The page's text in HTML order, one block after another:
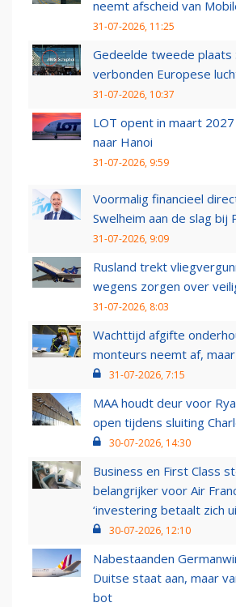
neemt afscheid van
31-07-2026, 11:25
Gedeelde tweede plaats
verbonden Europese
31-07-2026, 10:37
LOT opent in maart
naar Hanoi
31-07-2026, 9:59
Voormalig financieel
Swelheim aan de slag bij
31-07-2026, 9:09
Rusland trekt
wegens zorgen over
31-07-2026, 8:03
Wachttijd afgifte
monteurs neemt af,
31-07-2026, 7:15
MAA houdt deur voor
open tijdens sluiting
30-07-2026, 14:30
Business en First Class
belangrijker voor Air
‘investering betaalt zich
30-07-2026, 12:10
Nabestaanden
Duitse staat aan, maar
bot